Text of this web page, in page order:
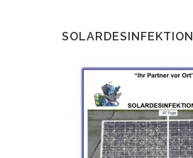
SOLARDESINFEKTION